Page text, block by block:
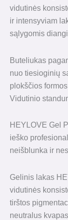
vidutinės
ir intensyviam
sąlygomis
Buteliukas
nuo tiesioginių
plokščios
Vidutinio
HEYLOVE Gel
ieško
neišblunka ir
Gelinis lakas
vidutinės
tirštos
neutralus